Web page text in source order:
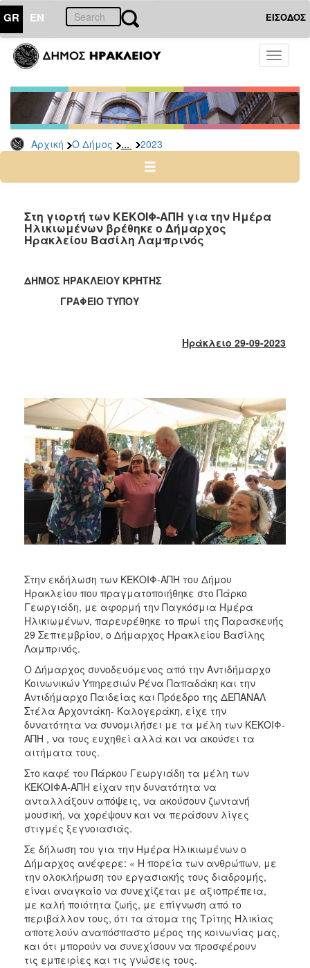
GR EN ΕΙΣΟΔΟΣ
Toggle
Αρχική Ο Δήμος ... 2023
ΔΗΜΟΣ
Δελτία
Τύπου
Αρχείο
2026
2024
2022
2021
2013
2012
2011
2010
2006
ΠΟΛΙΤΙΣΜΟΣ
ΑΝΘΕΚΤΙΚΗ
ΠΟΛΗ
Στη γιορτή των ΚΕΚΟΙΦ-ΑΠΗ για την Ημέρα
Ηλικιωμένων βρέθηκε ο Δήμαρχος
Ηρακλείου Βασίλη Λαμπρινός
ΔΗΜΟΣ ΗΡΑΚΛΕΙΟΥ ΚΡΗΤΗΣ
ΓΡΑΦΕΙΟ ΤΥΠΟΥ
Ηράκλειο 29-09-2023
Στην εκδήλωση των ΚΕΚΟΙΦ-ΑΠΗ του Δήμου
Ηρακλείου που πραγματοποιήθηκε στο Πάρκο
Γεωργιάδη, με αφορμή την Παγκόσμια Ημέρα
Ηλικιωμένων, παρευρέθηκε το πρωί της Παρασκευής
29 Σεπτεμβρίου, ο Δήμαρχος Ηρακλείου Βασίλης
Λαμπρινός.
Ο Δήμαρχος συνοδευόμενος από την Αντιδήμαρχο
Κοινωνικών Υπηρεσιών Ρένα Παπαδάκη και την
Αντιδήμαρχο Παιδείας και Πρόεδρο της ΔΕΠΑΝΑΛ
Στέλα Αρχοντάκη- Καλογεράκη, είχε την
δυνατότητα να συνομιλήσει με τα μέλη των ΚΕΚΟΙΦ-
ΑΠΗ , να τους ευχηθεί αλλά και να ακούσει τα
αιτήματα τους.
Στο καφέ του Πάρκου Γεωργιάδη τα μέλη των
ΚΕΚΟΙΦΑ-ΑΠΗ είχαν την δυνατότητα να
ανταλλάξουν απόψεις, να ακούσουν ζωντανή
μουσική, να χορέψουν και να περάσουν λίγες
στιγμές ξεγνοιασιάς.
Σε δήλωση του για την Ημέρα Ηλικιωμένων ο
Δήμαρχος ανέφερε: « Η πορεία των ανθρώπων, με
την ολοκλήρωση του εργασιακής τους διαδρομής,
είναι αναγκαίο να συνεχίζεται με αξιοπρέπεια,
με καλή ποιότητα ζωής, με επίγνωση από το
περιβάλλον τους, ότι τα άτομα της Τρίτης Ηλικίας
αποτελούν αναπόσπαστο μέρος της κοινωνίας μας,
και ότι μπορούν να συνεχίσουν να προσφέρουν
τις εμπειρίες και τις γνώσεις τους.